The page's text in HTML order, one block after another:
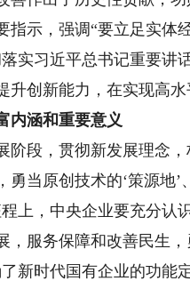
指示，强调“要立足实体
实习近平总书记重要讲
创新能力，在实现高
内涵和重要意义
段，贯彻新发展理念，
当原创技术的‘策源地’
上，中央企业要充分认
，服务保障和改善民生
新时代国有企业的功能